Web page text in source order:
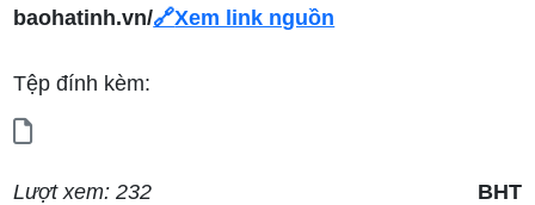
baohatinh.vn/🔗Xem link nguồn
Tệp đính kèm:
Lượt xem: 232 BHT